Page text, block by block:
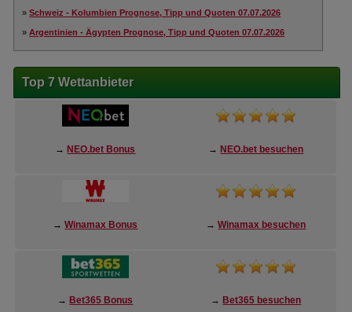
»Schweiz - Kolumbien Prognose, Tipp und Quoten 07.07.2026
»Argentinien - Ägypten Prognose, Tipp und Quoten 07.07.2026
Top 7 Wettanbieter
→ NEO.bet Bonus → NEO.bet besuchen
→Winamax Bonus →Winamax besuchen
→ Bet365 Bonus → Bet365 besuchen